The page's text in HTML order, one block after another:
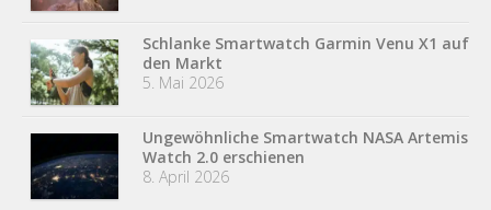
Schlanke Smartwatch Garmin Venu X1 auf
den Markt
5. Mai 2026
Ungewöhnliche Smartwatch NASA Artemis
Watch 2.0 erschienen
8. April 2026